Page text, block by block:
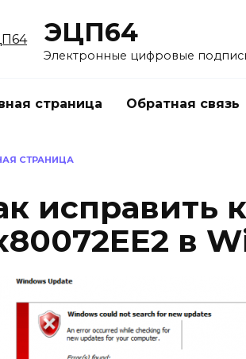
ЭЦП64
Электронные цифровые
страница Обратная связь
СТРАНИЦА
исправить
в